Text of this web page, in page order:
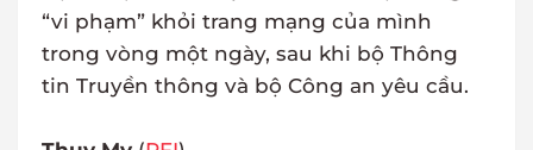
“vi phạm” khỏi trang mạng của mình
trong vòng một ngày, sau khi bộ Thông
tin Truyền thông và bộ Công an yêu cầu.